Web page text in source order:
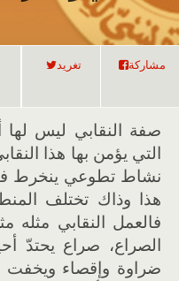
مشاركة تغريد
صفة النقابي ليس لها
التي يؤمن بها هذا
نشاط تطوعي ينخرط
هذا وذاك تختلف
فالعمل النقابي
الصراع، صراع يحتدّ
ضراوة وإقصاء ويخفت